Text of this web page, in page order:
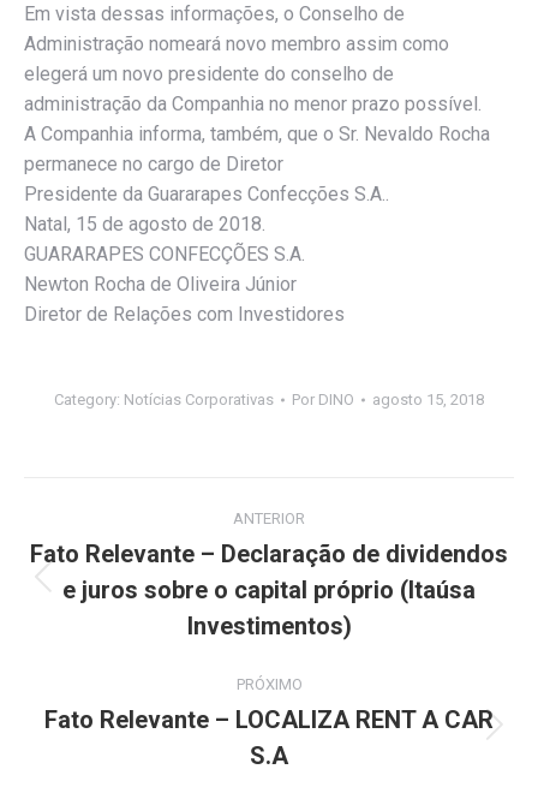
Em vista dessas informações, o Conselho de
Administração nomeará novo membro assim como
elegerá um novo presidente do conselho de
administração da Companhia no menor prazo possível.
A Companhia informa, também, que o Sr. Nevaldo Rocha
permanece no cargo de Diretor
Presidente da Guararapes Confecções S.A..
Natal, 15 de agosto de 2018.
GUARARAPES CONFECÇÕES S.A.
Newton Rocha de Oliveira Júnior
Diretor de Relações com Investidores
Category: Notícias Corporativas Por DINO agosto 15, 2018
de
post:
ANTERIOR
Post
anterior:
Fato Relevante – Declaração de dividendos
e juros sobre o capital próprio (Itaúsa
Investimentos)
PRÓXIMO
post:
Fato Relevante – LOCALIZA RENT A CAR
S.A